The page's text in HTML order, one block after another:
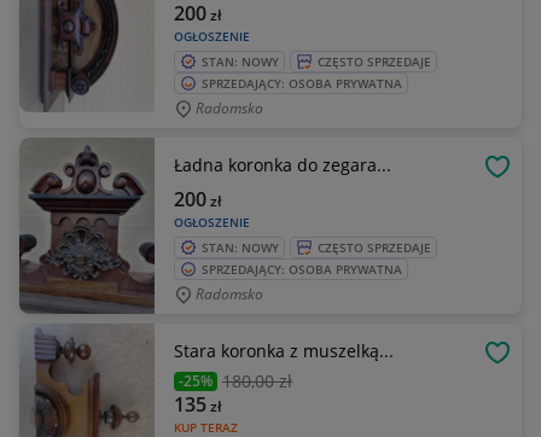
OGŁOSZENIE
200zł
STAN: NOWY
CZĘSTO SPRZEDAJE
SPRZEDAJĄCY: OSOBA PRYWATNA
Radomsko
Ładna koronka do zegara...
OGŁOSZENIE
200zł
STAN: NOWY
CZĘSTO SPRZEDAJE
SPRZEDAJĄCY: OSOBA PRYWATNA
Radomsko
Stara koronka z muszelką...
-25% 180,00 zł
KUP TERAZ
135zł